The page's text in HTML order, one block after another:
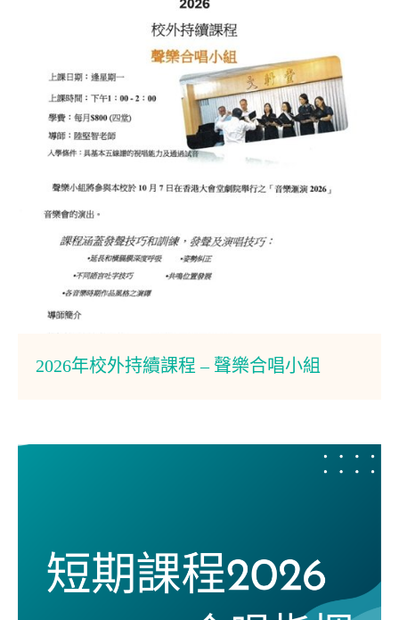
2026年校外持續課程 – 聲樂合唱小組